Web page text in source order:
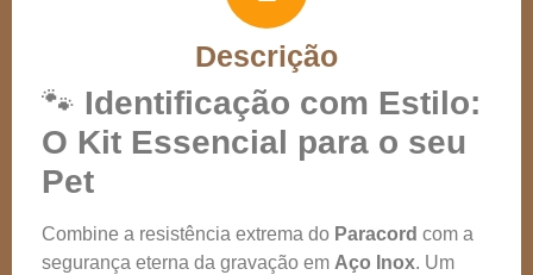
Descrição
🐾 Identificação com Estilo:
O Kit Essencial para o seu
Pet
Combine a resistência extrema do Paracord com a
segurança eterna da gravação em Aço Inox. Um